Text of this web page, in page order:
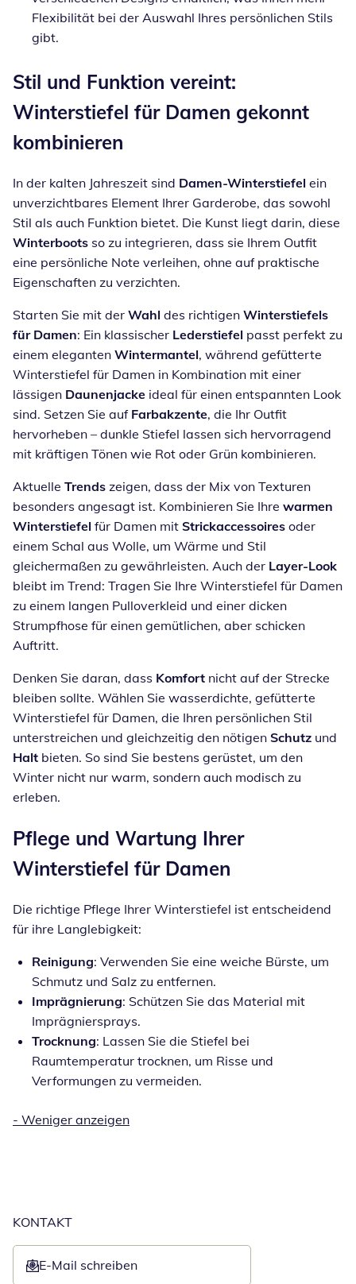
Flexibilität bei der Auswahl Ihres persönlichen Stils
gibt.
Stil und Funktion vereint:
Winterstiefel für Damen gekonnt
kombinieren
In der kalten Jahreszeit sind Damen-Winterstiefel ein
unverzichtbares Element Ihrer Garderobe, das sowohl
Stil als auch Funktion bietet. Die Kunst liegt darin, diese
Winterboots so zu integrieren, dass sie Ihrem Outfit
eine persönliche Note verleihen, ohne auf praktische
Eigenschaften zu verzichten.
Starten Sie mit der Wahl des richtigen Winterstiefels
für Damen: Ein klassischer Lederstiefel passt perfekt zu
einem eleganten Wintermantel, während gefütterte
Winterstiefel für Damen in Kombination mit einer
lässigen Daunenjacke ideal für einen entspannten Look
sind. Setzen Sie auf Farbakzente, die Ihr Outfit
hervorheben – dunkle Stiefel lassen sich hervorragend
mit kräftigen Tönen wie Rot oder Grün kombinieren.
Aktuelle Trends zeigen, dass der Mix von Texturen
besonders angesagt ist. Kombinieren Sie Ihre warmen
Winterstiefel für Damen mit Strickaccessoires oder
einem Schal aus Wolle, um Wärme und Stil
gleichermaßen zu gewährleisten. Auch der Layer-Look
bleibt im Trend: Tragen Sie Ihre Winterstiefel für Damen
zu einem langen Pulloverkleid und einer dicken
Strumpfhose für einen gemütlichen, aber schicken
Auftritt.
Denken Sie daran, dass Komfort nicht auf der Strecke
bleiben sollte. Wählen Sie wasserdichte, gefütterte
Winterstiefel für Damen, die Ihren persönlichen Stil
unterstreichen und gleichzeitig den nötigen Schutz und
Halt bieten. So sind Sie bestens gerüstet, um den
Winter nicht nur warm, sondern auch modisch zu
erleben.
Pflege und Wartung Ihrer
Winterstiefel für Damen
Die richtige Pflege Ihrer Winterstiefel ist entscheidend
für ihre Langlebigkeit:
Reinigung: Verwenden Sie eine weiche Bürste, um
Schmutz und Salz zu entfernen.
Imprägnierung: Schützen Sie das Material mit
Imprägniersprays.
Trocknung: Lassen Sie die Stiefel bei
Raumtemperatur trocknen, um Risse und
Verformungen zu vermeiden.
- Weniger anzeigen
KONTAKT
E-Mail schreiben
Öffnet E-Mail-Client